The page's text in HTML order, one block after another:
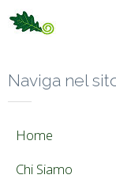
Naviga nel
Home
Chi Siamo